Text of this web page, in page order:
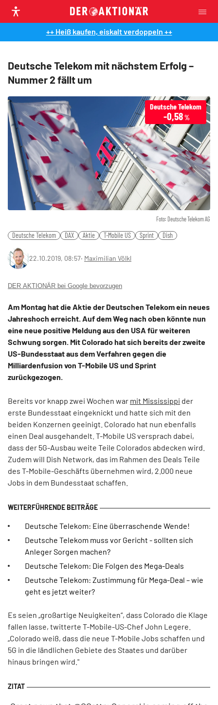
++ Heiß kaufen, eiskalt verdoppeln ++
Deutsche Telekom mit nächstem Erfolg –
Nummer 2 fällt um
Foto: Deutsche Telekom AG
Deutsche Telekom
-0,58%
Deutsche Telekom DAX Aktie T-Mobile US Sprint Dish
22.10.2019, 08:57‧ Maximilian Völkl
DER AKTIONÄR bei Google bevorzugen
Am Montag hat die Aktie der Deutschen Telekom ein neues
Jahreshoch erreicht. Auf dem Weg nach oben könnte nun
eine neue positive Meldung aus den USA für weiteren
Schwung sorgen. Mit Colorado hat sich bereits der zweite
US-Bundesstaat aus dem Verfahren gegen die
Milliardenfusion von T-Mobile US und Sprint
zurückgezogen.
Bereits vor knapp zwei Wochen war mit Mississippi der
erste Bundesstaat eingeknickt und hatte sich mit den
beiden Konzernen geeinigt. Colorado hat nun ebenfalls
einen Deal ausgehandelt. T-Mobile US versprach dabei,
dass der 5G-Ausbau weite Teile Colorados abdecken wird.
Zudem will Dish Network, das im Rahmen des Deals Teile
des T-Mobile-Geschäfts übernehmen wird, 2.000 neue
Jobs in dem Bundesstaat schaffen.
Deutsche Telekom: Eine überraschende Wende!
Deutsche Telekom muss vor Gericht - sollten sich
Anleger Sorgen machen?
Deutsche Telekom: Die Folgen des Mega-Deals
Deutsche Telekom: Zustimmung für Mega-Deal – wie
geht es jetzt weiter?
Es seien „großartige Neuigkeiten“, dass Colorado die Klage
fallen lasse, twitterte T-Mobile-US-Chef John Legere.
„Colorado weiß, dass die neue T-Mobile Jobs schaffen und
5G in die ländlichen Gebiete des Staates und darüber
hinaus bringen wird."